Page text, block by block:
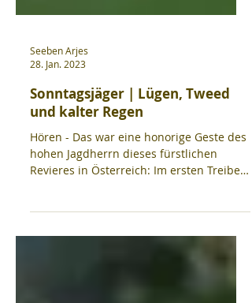
Seeben Arjes
28. Jan. 2023
Sonntagsjäger | Lügen, Tweed
und kalter Regen
Hören - Das war eine honorige Geste des
Revieres in Österreich: Im ersten Treiben